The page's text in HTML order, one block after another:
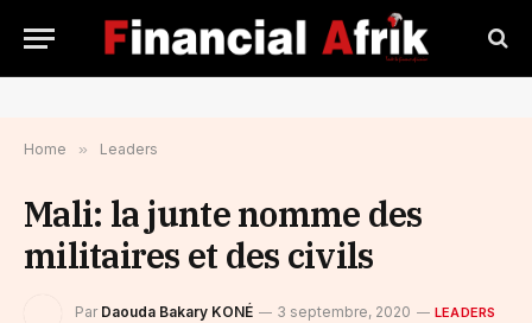
Home » Leaders
Mali: la junte nomme des
militaires et des civils
Par Daouda Bakary KONÉ 3 septembre, 2020 LEADERS